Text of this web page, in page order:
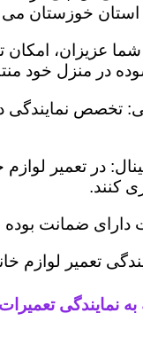
خوزستان می
عزیزان،
در منزل خود
تخصص نمایندگی
در تعمیر
کنند.
ضمانت بوده و
تعمیر لوازم
نمایندگی